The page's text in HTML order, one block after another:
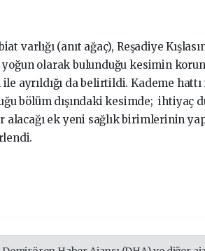
varlığı (anıt ağaç), Reşadiye
olarak bulunduğu kesimin
ayrıldığı da belirtildi. Kademe
bölüm dışındaki kesimde; ihtiyaç
ek yeni sağlık birimlerinin